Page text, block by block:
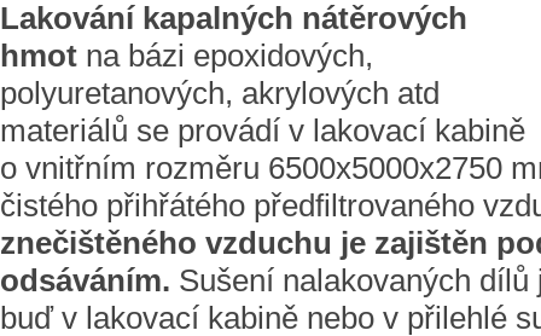
Lakování kapalných nátěrových
hmot na bázi epoxidových,
polyuretanových, akrylových atd
materiálů se provádí v lakovací kabině
o vnitřním rozměru 6500x5000x2750
čistého přihřátého předfiltrovaného
znečištěného vzduchu je zajištěn
odsáváním. Sušení nalakovaných dílů
buď v lakovací kabině nebo v přilehlé